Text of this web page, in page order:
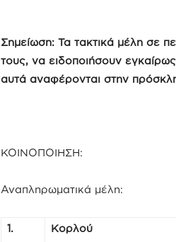
Σημείωση: Τα τακτικά μέλη σε
τους, να ειδοποιήσουν
αυτά αναφέρονται στην
ΚΟΙΝΟΠΟΙΗΣΗ:
Αναπληρωματικά μέλη:
1. Κορλού